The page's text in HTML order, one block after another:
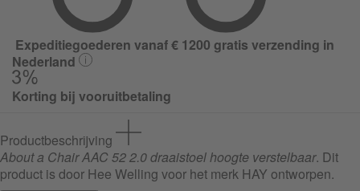
Expeditiegoederen vanaf € 1200 gratis verzending in
Nederland
Korting bij vooruitbetaling
Productbeschrijving
About a Chair AAC 52 2.0 draaistoel hoogte verstelbaar. Dit
product is door Hee Welling voor het merk HAY ontworpen.